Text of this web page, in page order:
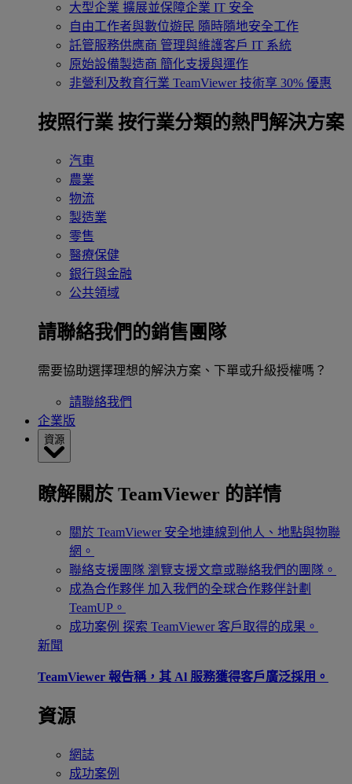
大型企業 擴展並保障企業 IT 安全
自由工作者與數位遊民 隨時隨地安全工作
託管服務供應商 管理與維護客戶 IT 系統
原始設備製造商 簡化支援與運作
非營利及教育行業 TeamViewer 技術享 30% 優惠
按照行業 按行業分類的熱門解決方案
汽車
農業
物流
製造業
零售
醫療保健
銀行與金融
公共領域
請聯絡我們的銷售團隊
需要協助選擇理想的解決方案、下單或升級授權嗎？
請聯絡我們
企業版
資源
瞭解關於 TeamViewer 的詳情
關於 TeamViewer 安全地連線到他人、地點與物聯
網。
聯絡支援團隊 瀏覽支援文章或聯絡我們的團隊。
成為合作夥伴 加入我們的全球合作夥伴計劃
TeamUP。
成功案例 探索 TeamViewer 客戶取得的成果。
新聞
TeamViewer 報告稱，其 Al 服務獲得客戶廣泛採用。
資源
網誌
成功案例